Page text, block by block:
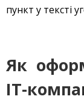
пункт у тексті
Як
IT-